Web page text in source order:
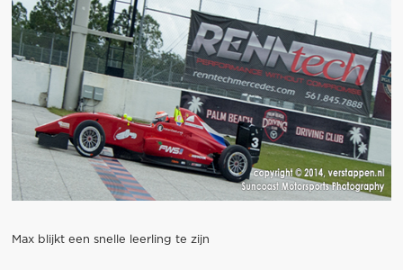
Max blijkt een snelle leerling te zijn